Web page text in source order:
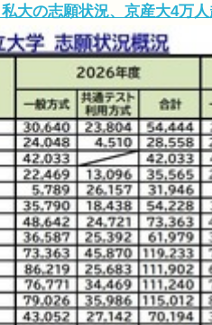
私大の志願状況、京産大4